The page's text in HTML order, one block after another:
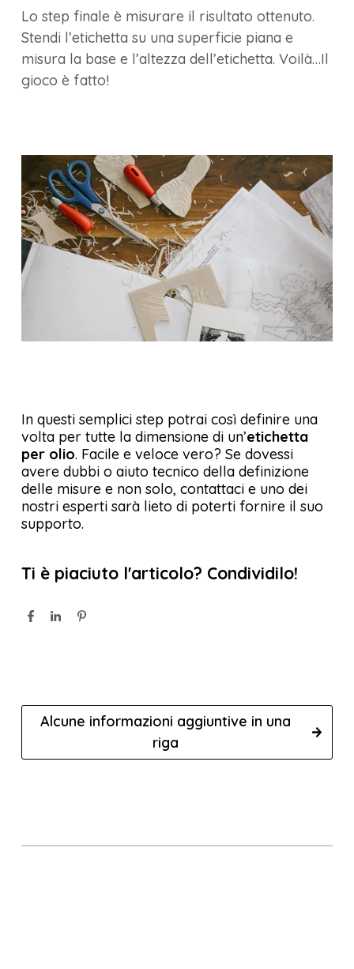
Lo step finale è misurare il risultato ottenuto.
Stendi l’etichetta su una superficie piana e
misura la base e l’altezza dell’etichetta. Voilà…Il
gioco è fatto!
In questi semplici step potrai così definire una
volta per tutte la dimensione di un’etichetta
per olio. Facile e veloce vero? Se dovessi
avere dubbi o aiuto tecnico della definizione
delle misure e non solo, contattaci e uno dei
nostri esperti sarà lieto di poterti fornire il suo
supporto.
Ti è piaciuto l'articolo? Condividilo!
Alcune informazioni aggiuntive in una
riga